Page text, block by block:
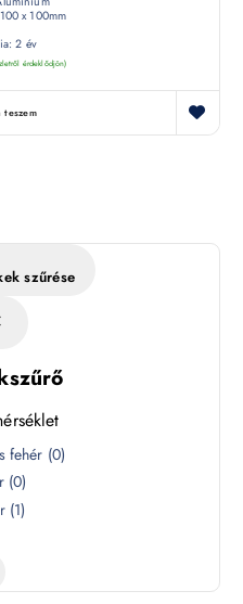
x 100mm
2 év
érdeklődjön)
teszem
szűrése
fehér (0)
(0)
(1)